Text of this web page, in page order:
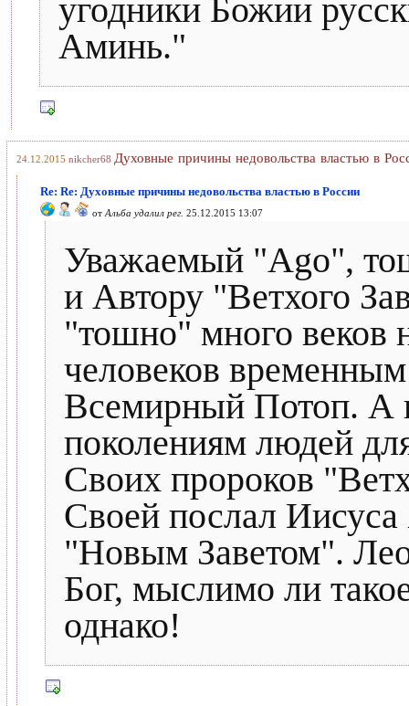
угодники Божии
Аминь."
24.12.2015 nikcher68 Духовные причины недовольства властью в
Re: Re: Духовные причины недовольства властью в России
от Альба удалил рег. 25.12.2015 13:07
Уважаемый "Ago",
и Автору "Ветхого
"тошно" много веков
человеков
Всемирный Потоп. А
поколениям людей
Своих пророков
Своей послал
"Новым Заветом".
Бог, мыслимо ли
однако!